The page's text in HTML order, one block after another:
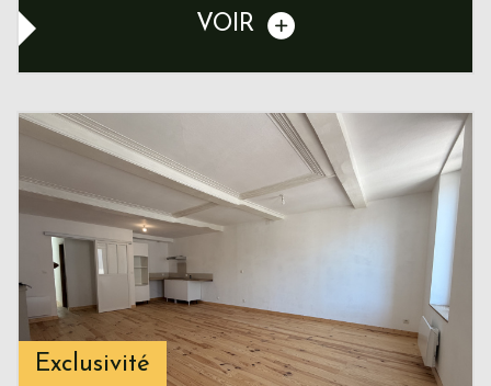
VOIR
Exclusivité